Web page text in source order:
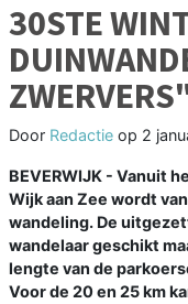
30STE
Door Redactie op 2
BEVERWIJK - Vanuit
Wijk aan Zee wordt
wandeling. De
wandelaar geschikt
lengte van de
Voor de 20 en 25 km